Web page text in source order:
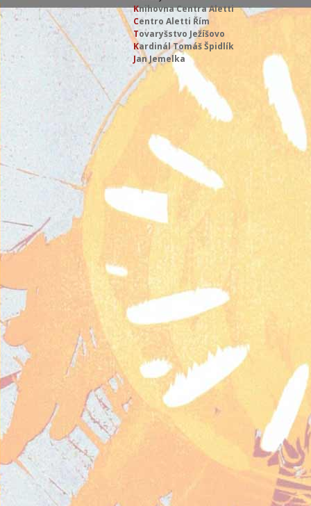
Knihovna Centra Aletti
Centro Aletti Řím
Tovaryšstvo Ježíšovo
Kardinál Tomáš Špidlík
Jan Jemelka